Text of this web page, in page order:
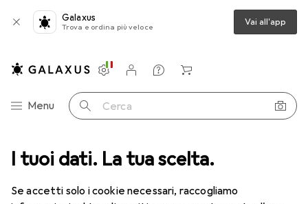
I tuoi dati. La tua scelta.
Se accetti solo i cookie necessari, raccogliamo
Galaxus
Trova e ordina più veloce Vai all'app
Categoria Navigazione
Menu Cerca
Impostazioni
Conto cliente
Liste di confronto
Liste dei desideri
Carrello
Tutte le categorie Sport Sport con palla
Calcio